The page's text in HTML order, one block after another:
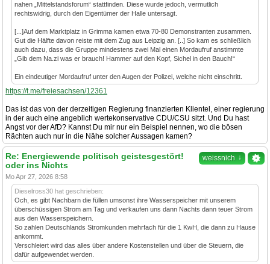
nahen „Mittelstandsforum“ stattfinden. Diese wurde jedoch, vermutlich
rechtswidrig, durch den Eigentümer der Halle untersagt.
[...]Auf dem Marktplatz in Grimma kamen etwa 70-80 Demonstranten zusammen.
Gut die Hälfte davon reiste mit dem Zug aus Leipzig an. [..] So kam es schließlich
auch dazu, dass die Gruppe mindestens zwei Mal einen Mordaufruf anstimmte
„Gib dem Na.zi was er brauch! Hammer auf den Kopf, Sichel in den Bauch!“
Ein eindeutiger Mordaufruf unter den Augen der Polizei, welche nicht einschritt.
https://t.me/freiesachsen/12361
Das ist das von der derzeitigen Regierung finanzierten Klientel, einer regierung
in der auch eine angeblich wertekonservative CDU/CSU sitzt. Und Du hast
Angst vor der AfD? Kannst Du mir nur ein Beispiel nennen, wo die bösen
Rächten auch nur in die Nähe solcher Aussagen kamen?
weissnich ↓
Re: Energiewende politisch geistesgestört!
oder ins Nichts
Mo Apr 27, 2026 8:58
Dieselross30 hat geschrieben:
Och, es gibt Nachbarn die füllen umsonst ihre Wasserspeicher mit unserem
überschüssigen Strom am Tag und verkaufen uns dann Nachts dann teuer Strom
aus den Wasserspeichern.
So zahlen Deutschlands Stromkunden mehrfach für die 1 KwH, die dann zu Hause
ankommt.
Verschleiert wird das alles über andere Kostenstellen und über die Steuern, die
dafür aufgewendet werden.